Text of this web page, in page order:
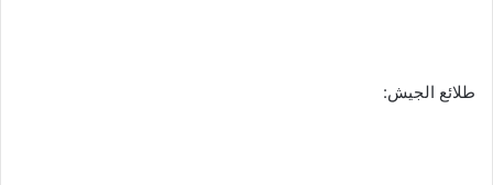
طلائع الجيش: